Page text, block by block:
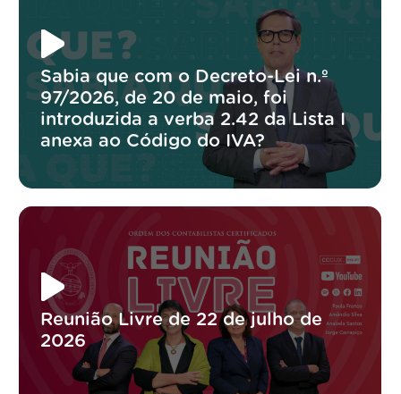
Sabia que com o Decreto-Lei n.º
97/2026, de 20 de maio, foi
introduzida a verba 2.42 da Lista I
anexa ao Código do IVA?
Reunião Livre de 22 de julho de
2026